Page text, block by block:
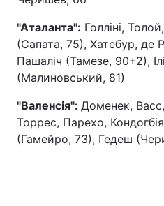
"Аталанта": Голліні,
(Сапата, 75), Хатебур, де
Пашаліч (Тамезе, 90+2),
(Малиновський, 81)
"Валенсія": Доменек, Васс,
Торрес, Парехо,
(Гамейро, 73), Гедеш